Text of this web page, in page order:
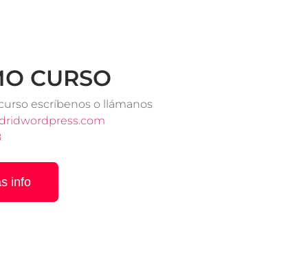
CURSO
escríbenos o llámanos
info